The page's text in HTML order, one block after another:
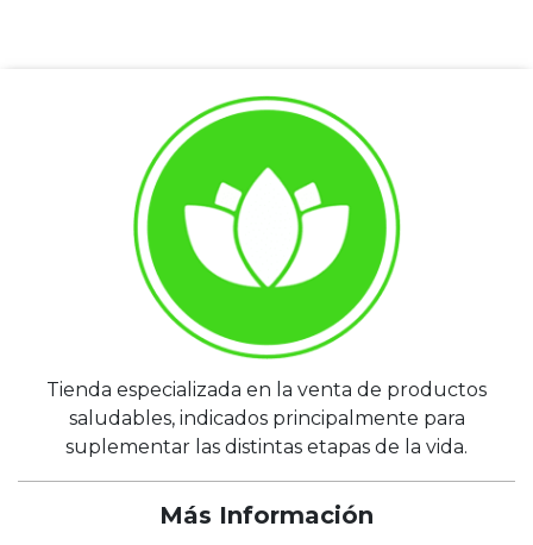
Tienda especializada en la venta de productos
saludables, indicados principalmente para
suplementar las distintas etapas de la vida.
Más Información